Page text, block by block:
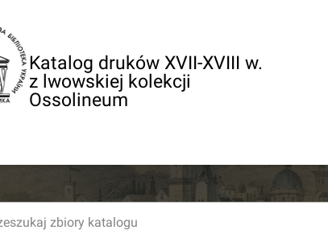
Katalog druków XVII-XVIII w.
z lwowskiej kolekcji
Ossolineum